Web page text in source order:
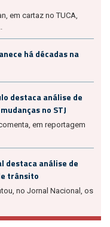
em cartaz no TUCA,
há décadas na
destaca análise de
no STJ
em reportagem
destaca análise de
trânsito
no Jornal Nacional, os